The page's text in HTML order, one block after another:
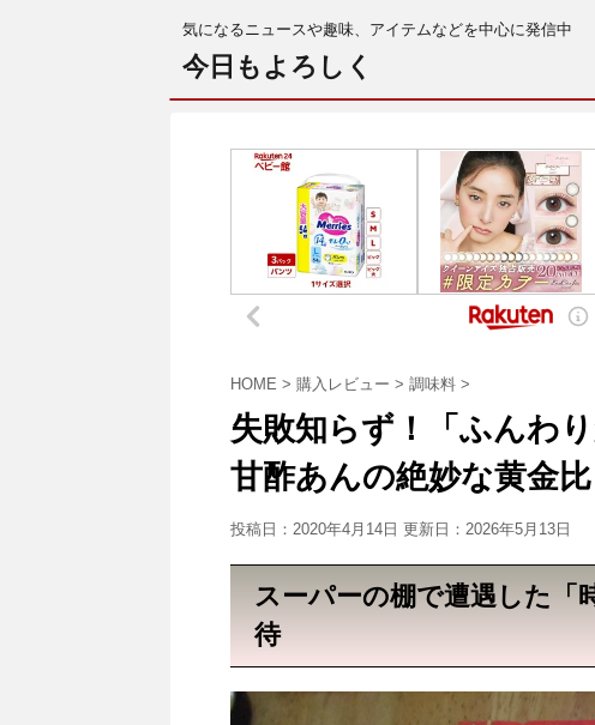
気になるニュースや趣味、アイテムなどを中心に発信中
今日もよろしく
HOME > 購入レビュー > 調味料 >
失敗知らず！「ふんわ
甘酢あんの絶妙な黄金比
投稿日：2020年4月14日 更新日： 2026年5月13日
スーパーの棚で遭遇した「
待